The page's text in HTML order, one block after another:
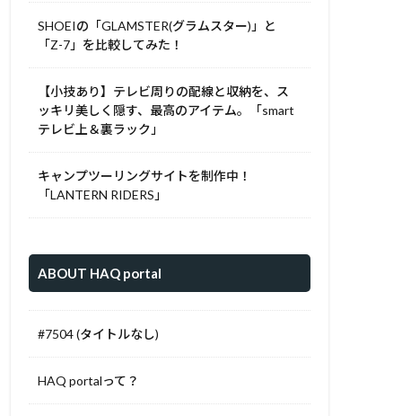
SHOEIの「GLAMSTER(グラムスター)」と
「Z-7」を比較してみた！
【小技あり】テレビ周りの配線と収納を、ス
ッキリ美しく隠す、最高のアイテム。「smart
テレビ上＆裏ラック」
キャンプツーリングサイトを制作中！
「LANTERN RIDERS」
ABOUT HAQ portal
#7504 (タイトルなし)
HAQ portalって？